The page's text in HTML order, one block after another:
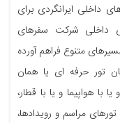
داخلی ایرانگردی برای
داخلی شرکت سفرهای
متنوع فراهم آورده
تور حرفه ای یا همان
با هواپیما و یا با قطار،
مراسم و رویدادها،